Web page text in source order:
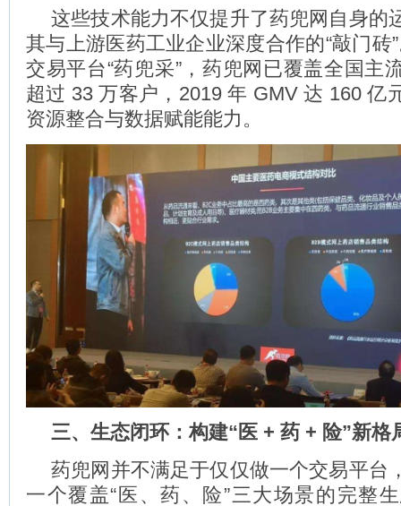
这些技术能力不仅提升了药兜网自身的
其与上游医药工业企业深度合作的“敲门砖
交易平台“药兜采”，药兜网已覆盖全国主
超过 33 万客户，2019 年 GMV 达 160 亿
资源整合与数据赋能能力。
三、生态闭环：构建“医 + 药 + 险”新格
药兜网并不满足于仅仅做一个交易平台
一个覆盖“医、药、险”三大场景的完整